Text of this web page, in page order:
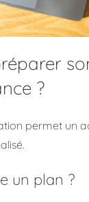
?
permet un
un plan ?